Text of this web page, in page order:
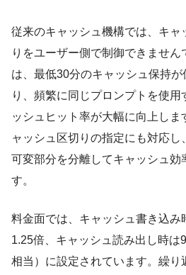
従来のキャッシュ機構では、キャ
りをユーザー側で制御できませ
は、最低30分のキャッシュ保持
り、頻繁に同じプロンプトを使用
ッシュヒット率が大幅に向上しま
ャッシュ区切りの指定にも対応し
可変部分を分離してキャッシュ効
す。
料金面では、キャッシュ書き込み
1.25倍、キャッシュ読み出し時は
相当）に設定されています。繰り